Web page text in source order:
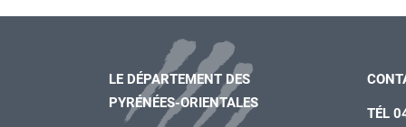
LE DÉPARTEMENT DES
PYRÉNÉES-ORIENTALES
TÉL